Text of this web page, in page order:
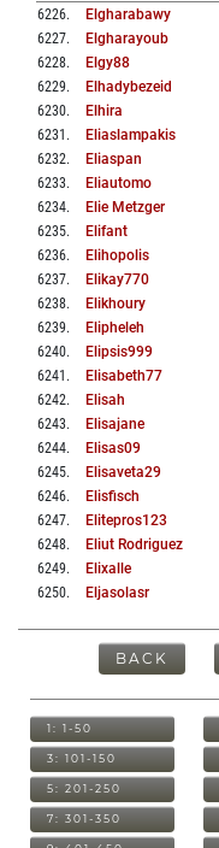
6226. Elgharabawy
6227. Elgharayoub
6228. Elgy88
6229. Elhadybezeid
6230. Elhira
6231 . Eliaslampakis
6232. Eliaspan
6233. Eliautomo
6234. Elie Metzger
6235. Elifant
6236. Elihopolis
6237. Elikay770
6238. Elikhoury
6239. Elipheleh
6240. Elipsis999
6241 . Elisabeth77
6242. Elisah
6243. Elisajane
6244. Elisas09
6245. Elisaveta29
6246. Elisfisch
6247. Elitepros123
6248. Eliut Rodriguez
6249. Elixalle
6250. Eljasolasr
BACK
1: 1-50
3: 101-150
5: 201-250
7: 301-350